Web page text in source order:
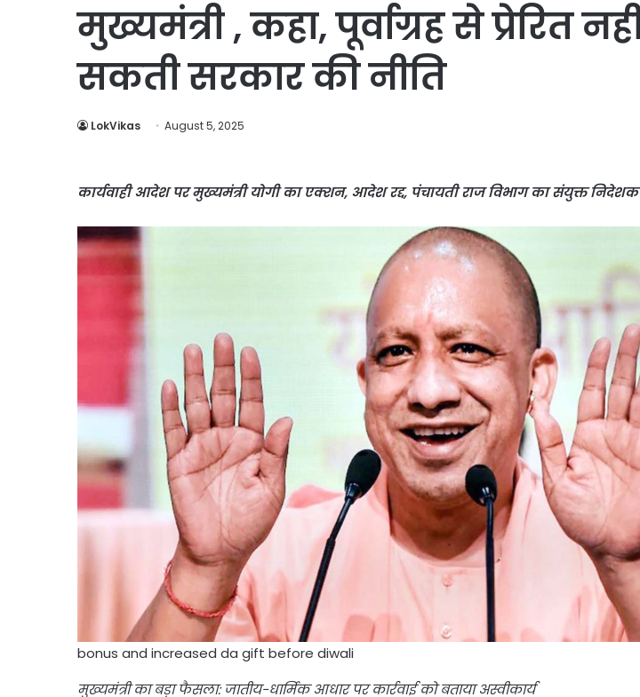
मुख्यमंत्री , कहा, पूर्वाग्रह से प्रेरित
सकती सरकार की नीति
LokVikas August 5, 2025
कार्यवाही आदेश पर मुख्यमंत्री योगी का एक्शन, आदेश रद्द, पंचायती राज विभाग का संयुक्त
bonus and increased da gift before diwali
मुख्यमंत्री का बड़ा फैसला: जातीय-धार्मिक आधार पर कार्रवाई को बताया अस्वीकार्य